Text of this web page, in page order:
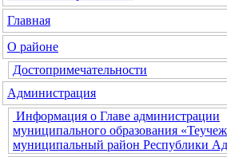
Главная
О районе
Достопримечательности
Администрация
Информация о Главе администрации
муниципального образования
муниципальный район Республики